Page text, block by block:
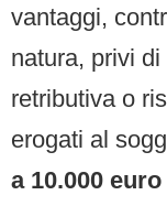
vantaggi,
natura, privi
retributiva o
erogati al
a 10.000 euro